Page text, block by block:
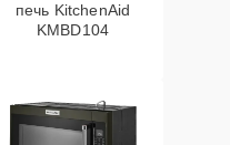
печь KitchenAid
KMBD104